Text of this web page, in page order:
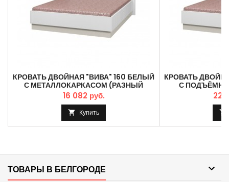
КРОВАТЬ ДВОЙНАЯ "ВИВА" 160 БЕЛЫЙ
С МЕТАЛЛОКАРКАСОМ (РАЗНЫЙ
РАЗМЕР)
16 082 руб.
 Купить
КРОВАТЬ
С
22

ТОВАРЫ В БЕЛГОРОДЕ 